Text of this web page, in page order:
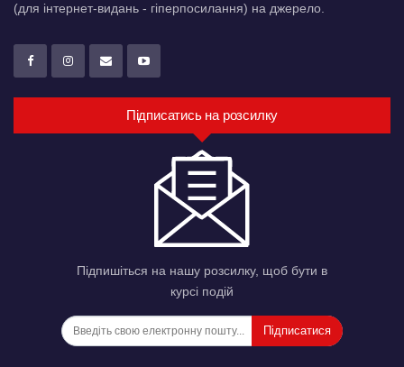
(для інтернет-видань - гіперпосилання) на джерело.
Підписатись на розсилку
Підпишіться на нашу розсилку, щоб бути в
курсі подій
Підписатися